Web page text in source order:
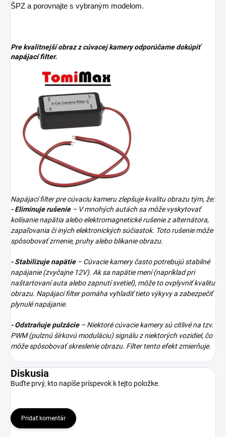
ŠPZ a porovnajte s vybraným modelom.
Pre kvalitnejší obraz z cúvacej kamery odporúčame dokúpiť
napájací filter.
Napájací filter pre cúvaciu kameru zlepšuje kvalitu obrazu tým, že:
- Eliminuje rušenie– V mnohých autách sa môže vyskytovať
kolísanie napätia alebo elektromagnetické rušenie z alternátora,
zapaľovania či iných elektronických súčiastok. Toto rušenie môže
spôsobovať zrnenie, pruhy alebo blikanie obrazu.
- Stabilizuje napätie– Cúvacie kamery často potrebujú stabilné
napájanie (zvyčajne 12V). Ak sa napätie mení (napríklad pri
naštartovaní auta alebo zapnutí svetiel), môže to ovplyvniť kvalitu
obrazu. Napájací filter pomáha vyhladiť tieto výkyvy a zabezpečiť
plynulé napájanie.
- Odstraňuje pulzácie– Niektoré cúvacie kamery sú citlivé na tzv.
PWM (pulznú šírkovú moduláciu) signálu z niektorých vozidiel, čo
môže spôsobovať skreslenie obrazu. Filter tento efekt zmierňuje.
Diskusia
Buďte prvý, kto napíše príspevok k tejto položke.
Pridať komentár